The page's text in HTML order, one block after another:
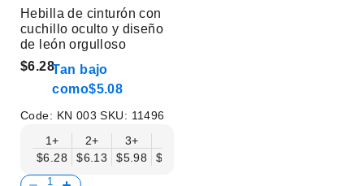
Hebilla de cinturón con
cuchillo oculto y diseño
de león orgulloso
$6.28Tan bajo
como$5.08
Code: KN 003SKU: 11496
1+
$6.28
2+
$6.13
3+
$5.98
$5.83